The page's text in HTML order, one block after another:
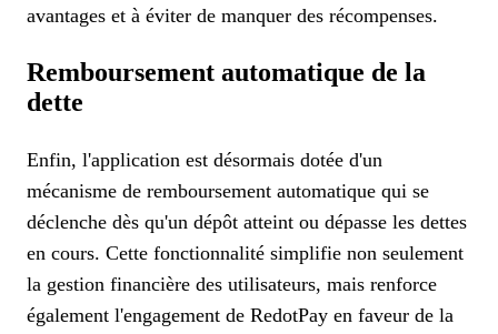
avantages et à éviter de manquer des récompenses.
Remboursement automatique de la
dette
Enfin, l'application est désormais dotée d'un
mécanisme de remboursement automatique qui se
déclenche dès qu'un dépôt atteint ou dépasse les dettes
en cours. Cette fonctionnalité simplifie non seulement
la gestion financière des utilisateurs, mais renforce
également l'engagement de RedotPay en faveur de la